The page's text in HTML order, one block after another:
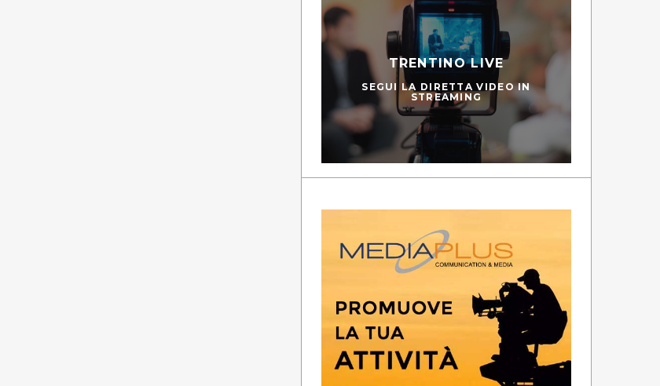
TRENTINO LIVE
SEGUI LA DIRETTA VIDEO IN
STREAMING